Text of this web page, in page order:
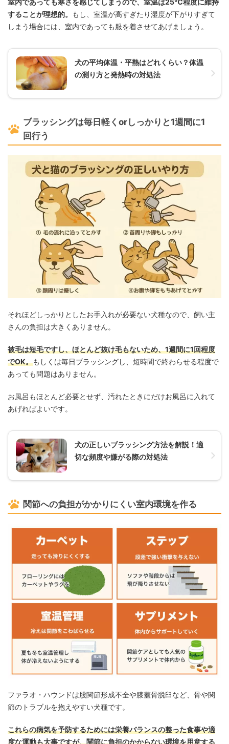
室内であっても寒さを感じてしまうので、室温は25℃程度に維持
することが理想的。
もし、室温が高すぎたり湿度が下がりすぎて
しまう場合には、室内であっても服を着させてあげましょう。
犬の平均体温・平熱はどれくらい？体温
の測り方と発熱時の対処法
ブラッシングは毎日軽くorしっかりと1週間に1
回行う
それほどしっかりとしたお手入れが必要ない犬種なので、飼い主
さんの負担は大きくありません。
被毛は短毛ですし、ほとんど抜け毛もないため、1週間に1回程度
でOK。もしくは毎日ブラッシングし、短時間で終わらせる程度で
あっても問題はありません。
お風呂もほとんど必要とせず、汚れたときにだけお風呂に入れて
あげればよいです。
犬の正しいブラッシング方法を解説！適
切な頻度や嫌がる際の対処法
関節への負担がかかりにくい室内環境を作る
ファラオ・ハウンドは股関節形成不全や膝蓋骨脱臼など、骨や関
節のトラブルを抱えやすい犬種です。
これらの病気を予防するためには栄養バランスの整った食事や適
度な運動も大事ですが、関節に負担のかからない環境を用意する